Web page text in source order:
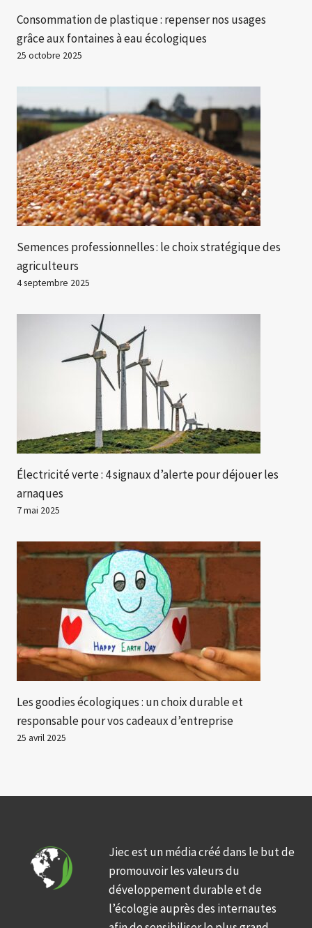
Consommation de plastique : repenser nos usages
grâce aux fontaines à eau écologiques
25 octobre 2025
Semences professionnelles : le choix stratégique des
agriculteurs
4 septembre 2025
Électricité verte : 4 signaux d’alerte pour déjouer les
arnaques
7 mai 2025
Les goodies écologiques : un choix durable et
responsable pour vos cadeaux d’entreprise
25 avril 2025
Jiec est un média créé dans le but de
promouvoir les valeurs du
développement durable et de
l’écologie auprès des internautes